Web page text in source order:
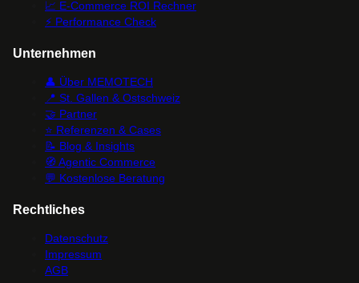
📈 E-Commerce ROI Rechner
⚡ Performance Check
Unternehmen
👤 Über MEMOTECH
📍 St. Gallen & Ostschweiz
🤝 Partner
⭐ Referenzen & Cases
📝 Blog & Insights
🧭Agentic Commerce
💬 Kostenlose Beratung
Rechtliches
Datenschutz
Impressum
AGB